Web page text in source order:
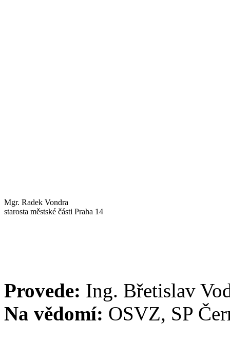
Mgr. Radek Vondra
starosta městské části Praha 14
Provede: Ing. Břetislav
Na vědomí: OSVZ, SP